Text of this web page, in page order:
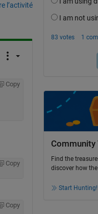
l’activité
Copy
Copy
Copy
Community
Find the
discover how
Start Hunting!